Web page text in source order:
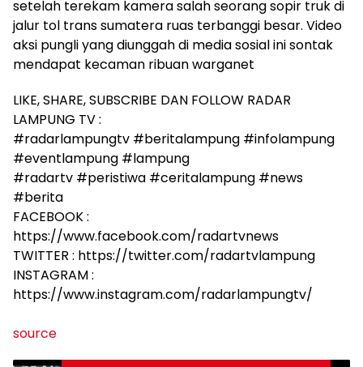
setelah terekam kamera salah seorang sopir truk di
jalur tol trans sumatera ruas terbanggi besar. Video
aksi pungli yang diunggah di media sosial ini sontak
mendapat kecaman ribuan warganet
LIKE, SHARE, SUBSCRIBE DAN FOLLOW RADAR
LAMPUNG TV :
#radarlampungtv #beritalampung #infolampung
#eventlampung #lampung
#radartv #peristiwa #ceritalampung #news
#berita
FACEBOOK :
https://www.facebook.com/radartvnews
TWITTER : https://twitter.com/radartvlampung
INSTAGRAM :
https://www.instagram.com/radarlampungtv/
source